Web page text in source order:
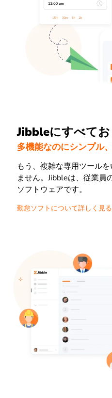
Jibbleにすべて
多機能なのにシンプル
もう、複雑な専用ツール
ません。Jibbleは、従業員
ソフトウェアです。
勤怠ソフトについて詳しく見る